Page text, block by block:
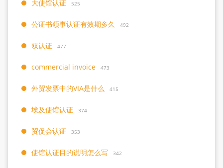
大使馆认证 525
公证书领事认证有效期多久 492
双认证 477
commercial invoice 473
外贸发票中的VIA是什么 415
埃及使馆认证 374
贸促会认证 353
使馆认证目的说明怎么写 342